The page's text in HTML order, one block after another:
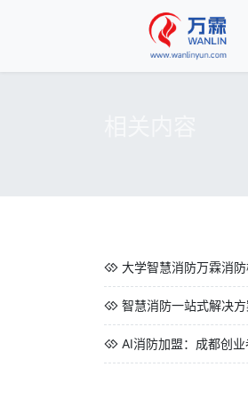
大学智慧消防万霖消
智慧消防一站式解决
AI消防加盟：成都创